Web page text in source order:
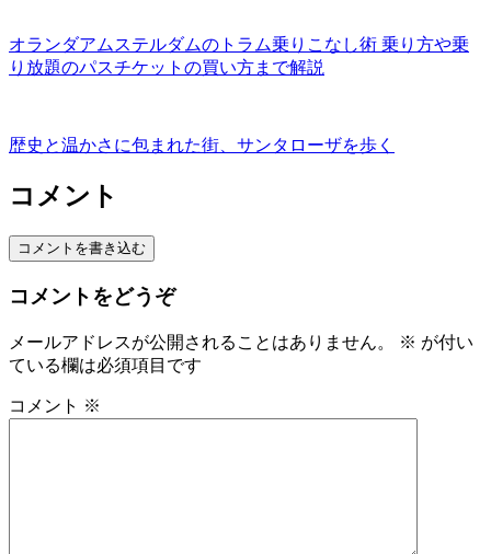
オランダアムステルダムのトラム乗りこなし術 乗り方や乗
り放題のパスチケットの買い方まで解説
歴史と温かさに包まれた街、サンタローザを歩く
コメント
コメントを書き込む
コメントをどうぞ
メールアドレスが公開されることはありません。 ※ が付い
ている欄は必須項目です
コメント ※